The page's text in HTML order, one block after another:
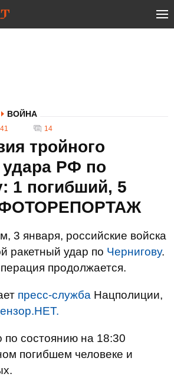
ВОЙНА
14
тройного
удара РФ по
1 погибший, 5
ФОТОРЕПОРТАЖ
3 января, российские войска
ракетный удар по Чернигову.
продолжается.
пресс-служба Нацполиции,
по состоянию на 18:30
погибшем человеке и